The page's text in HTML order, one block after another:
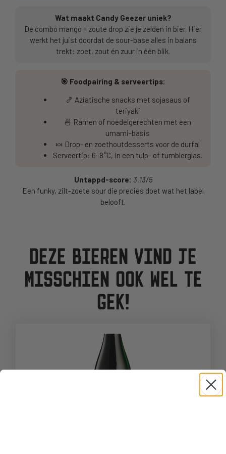
Wat maakt Candy Geezer uniek?
De combo mango + zoute drop zie je zelden in bier. Hier
werkt het juist doordat de sour-base alles in balans
trekt: zoet, zout én zuur in één blik.
🎯 Foodpairing & serveertips:
🍤 Aziatische snacks met sojasaus of
teriyaki
🍜 Ramen of noedelgerechten met een
umami-basis
🍬 Drop- en zoethoutdesserts voor de durfal
Serveertip: 6–8°C, in een tulp- of tumblerglas.
Untappd-score: 3.13/5
Een funky, zilt-zoete sour die precies doet wat het label
belooft.
DEZE BIEREN VIND JE
MISSCHIEN OOK WEL TE
GEK!